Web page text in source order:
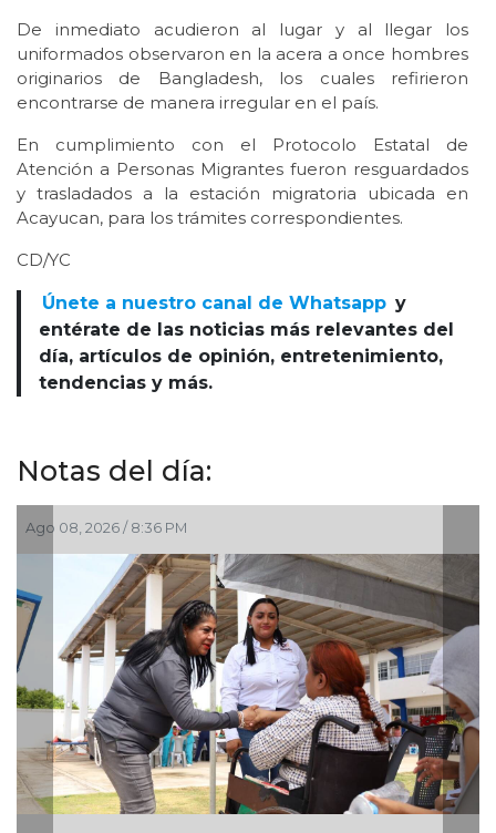
De inmediato acudieron al lugar y al llegar los
uniformados observaron en la acera a once hombres
originarios de Bangladesh, los cuales refirieron
encontrarse de manera irregular en el país.
En cumplimiento con el Protocolo Estatal de
Atención a Personas Migrantes fueron resguardados
y trasladados a la estación migratoria ubicada en
Acayucan, para los trámites correspondientes.
CD/YC
Únete a nuestro canal de Whatsapp y
entérate de las noticias más relevantes del
día, artículos de opinión, entretenimiento,
tendencias y más.
Notas del día:
Ago 08, 2026 / 8:36 PM